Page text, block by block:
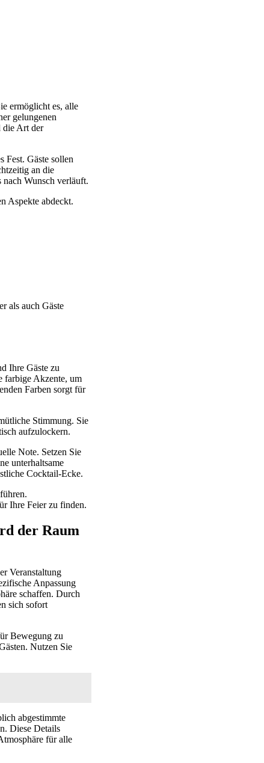
ermöglicht es, alle
gelungenen
die Art der
Fest. Gäste sollen
an die
nach Wunsch verläuft.
Aspekte abdeckt.
als auch Gäste
Ihre Gäste zu
farbige Akzente, um
Farben sorgt für
Stimmung. Sie
aufzulockern.
Note. Setzen Sie
unterhaltsame
Cocktail-Ecke.
Ihre Feier zu finden.
der Raum
Veranstaltung
Anpassung
schaffen. Durch
sich sofort
Bewegung zu
Nutzen Sie
abgestimmte
Diese Details
für alle